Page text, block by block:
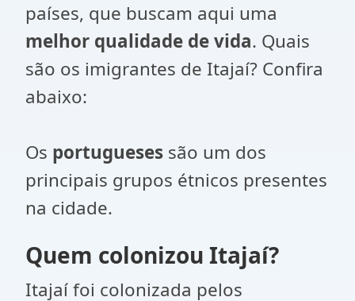
países, que buscam aqui uma
melhor qualidade de vida. Quais
são os imigrantes de Itajaí? Confira
abaixo:
Os portugueses são um dos
principais grupos étnicos presentes
na cidade.
Quem colonizou Itajaí?
Itajaí foi colonizada pelos